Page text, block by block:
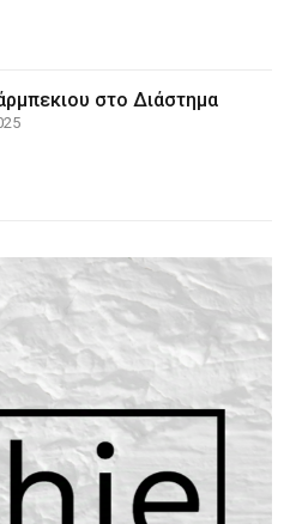
στο Διάστημα